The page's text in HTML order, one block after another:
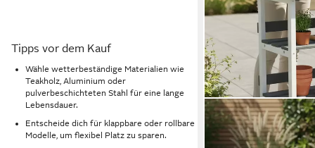
Tipps vor dem Kauf
Wähle wetterbeständige Materialien wie
Teakholz, Aluminium oder
pulverbeschichteten Stahl für eine lange
Lebensdauer.
Entscheide dich für klappbare oder rollbare
Modelle, um flexibel Platz zu sparen.
MELKO
Pflanztisch
Gärtnertisch